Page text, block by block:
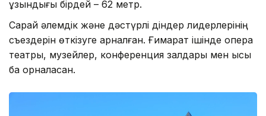
ұзындығы бірдей – 62 метр.
Сарай әлемдік және дәстүрлі діндер лидерлерінің
съездерін өткізуге арналған. Ғимарат ішінде опера
театры, музейлер, конференция залдары мен қысқы
бақ орналасқан.